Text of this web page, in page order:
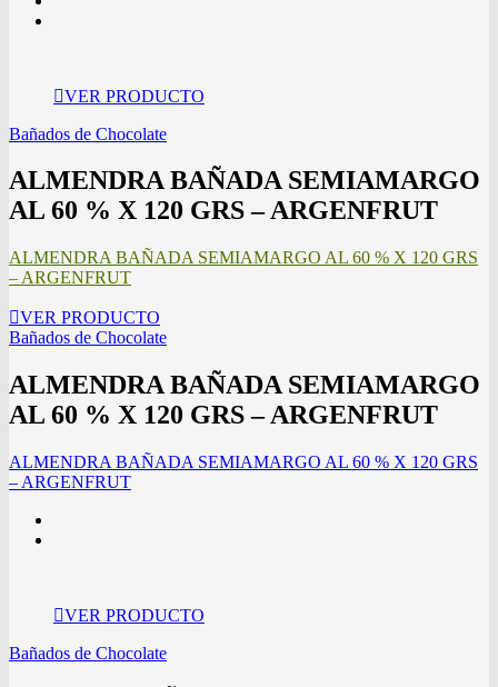
VER PRODUCTO
Bañados de Chocolate
ALMENDRA BAÑADA SEMIAMARGO
AL 60 % X 120 GRS – ARGENFRUT
ALMENDRA BAÑADA SEMIAMARGO AL 60 % X 120 GRS
– ARGENFRUT
VER PRODUCTO
Bañados de Chocolate
ALMENDRA BAÑADA SEMIAMARGO
AL 60 % X 120 GRS – ARGENFRUT
ALMENDRA BAÑADA SEMIAMARGO AL 60 % X 120 GRS
– ARGENFRUT
VER PRODUCTO
Bañados de Chocolate